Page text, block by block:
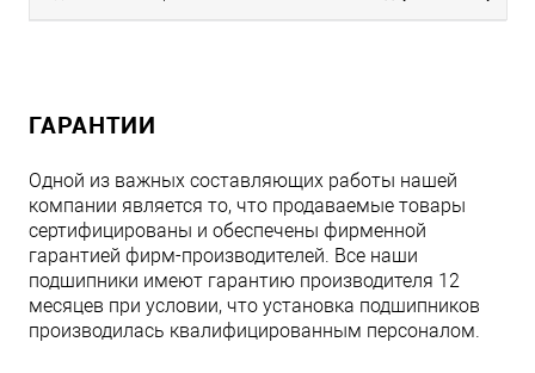
ГАРАНТИИ
Одной из важных составляющих работы нашей
компании является то, что продаваемые товары
сертифицированы и обеспечены фирменной
гарантией фирм-производителей. Все наши
подшипники имеют гарантию производителя 12
месяцев при условии, что установка подшипников
производилась квалифицированным персоналом.